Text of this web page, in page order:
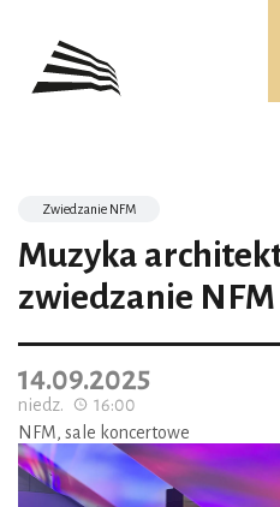
Zwiedzanie NFM
Muzyka
zwiedzanie NFM
14.09.2025
niedz.
16:00
NFM, sale koncertowe